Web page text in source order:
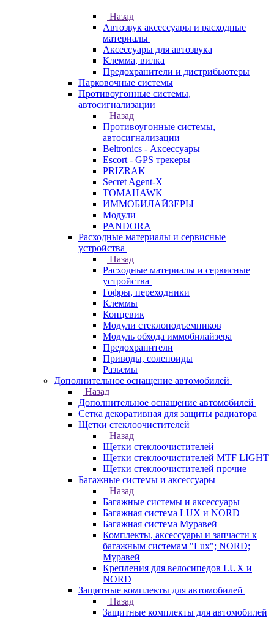
Назад
Автозвук аксессуары и расходные
материалы
Аксессуары для автозвука
Клемма, вилка
Предохранители и дистрибьютеры
Парковочные системы
Противоугонные системы,
автосигнализации
Назад
Противоугонные системы,
автосигнализации
Beltronics - Аксессуары
Escort - GPS трекеры
PRIZRAK
Secret Agent-X
TOMAHAWK
ИММОБИЛАЙЗЕРЫ
Модули
PANDORA
Расходные материалы и сервисные
устройства
Назад
Расходные материалы и сервисные
устройства
Гофры, переходники
Клеммы
Концевик
Модули стеклоподъемников
Модуль обхода иммобилайзера
Предохранители
Приводы, соленоиды
Разьемы
Дополнительное оснащение автомобилей
Назад
Дополнительное оснащение автомобилей
Сетка декоративная для защиты радиатора
Щетки стеклоочистителей
Назад
Щетки стеклоочистителей
Щетки стеклоочистителей MTF LIGHT
Щетки стеклоочистителей прочие
Багажные системы и аксессуары
Назад
Багажные системы и аксессуары
Багажная система LUX и NORD
Багажная система Муравей
Комплекты, аксессуары и запчасти к
багажным системам "Lux"; NORD;
Муравей
Крепления для велосипедов LUX и
NORD
Защитные комплекты для автомобилей
Назад
Защитные комплекты для автомобилей